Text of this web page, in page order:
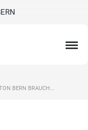
BERN BRAUCH...